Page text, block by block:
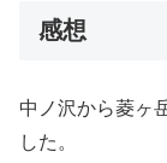
感想
中ノ沢から菱ヶ
した。